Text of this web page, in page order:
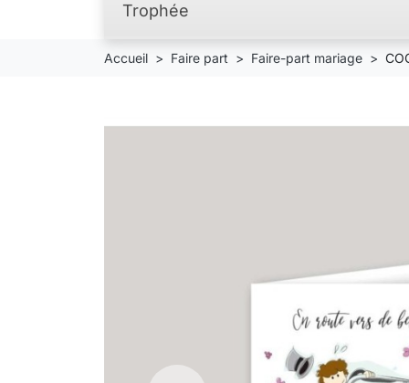
Trophée
Accueil Faire part Faire-part mariage